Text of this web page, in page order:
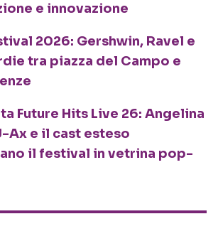
e innovazione
2026: Gershwin, Ravel e
tra piazza del Campo e
Future Hits Live 26: Angelina
Ax e il cast esteso
il festival in vetrina pop-